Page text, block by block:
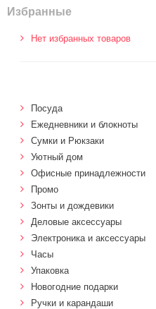
Избранные
Нет избранных товаров
Посуда
Ежедневники и блокноты
Сумки и Рюкзаки
Уютный дом
Офисные принадлежности
Промо
Зонты и дождевики
Деловые аксессуары
Электроника и аксессуары
Часы
Упаковка
Новогодние подарки
Ручки и карандаши